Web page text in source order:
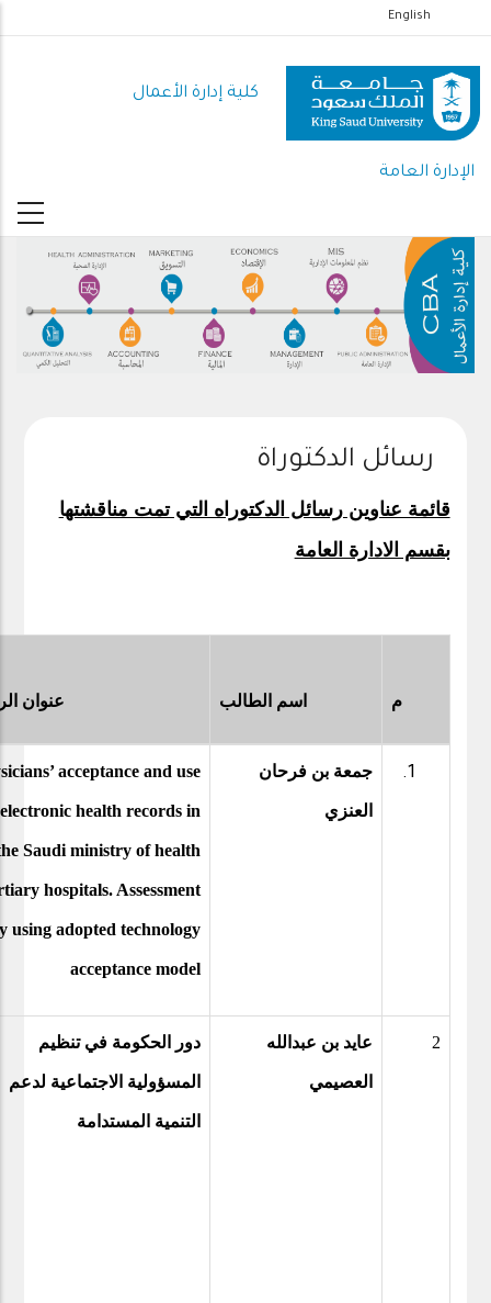
إلى
المحتوى
الرئيسي
English
كلية إدارة الأعمال
الإدارة العامة
رسائل الدكتوراة
قائمة عناوين رسائل الدكتوراه التي تمت مناقشتها
بقسم الادارة العامة
م اسم الطالب عنوان
جمعة بن فرحان
العنزي
acceptance and use
health records in
Saudi ministry of health
hospitals. Assessment
using adopted technology
acceptance model
2 عايد بن عبدالله
العصيمي
دور الحكومة في تنظيم
المسؤولية الاجتماعية لدعم
التنمية المستدامة